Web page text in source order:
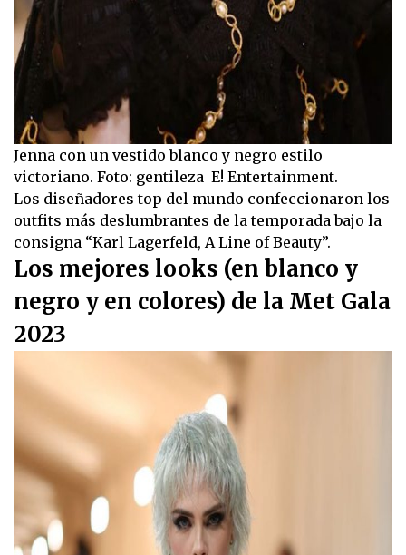
Jenna con un vestido blanco y negro estilo
victoriano. Foto: gentileza E! Entertainment.
Los diseñadores top del mundo confeccionaron los
outfits más deslumbrantes de la temporada bajo la
consigna “Karl Lagerfeld, A Line of Beauty”.
Los mejores looks (en blanco y
negro y en colores) de la Met Gala
2023